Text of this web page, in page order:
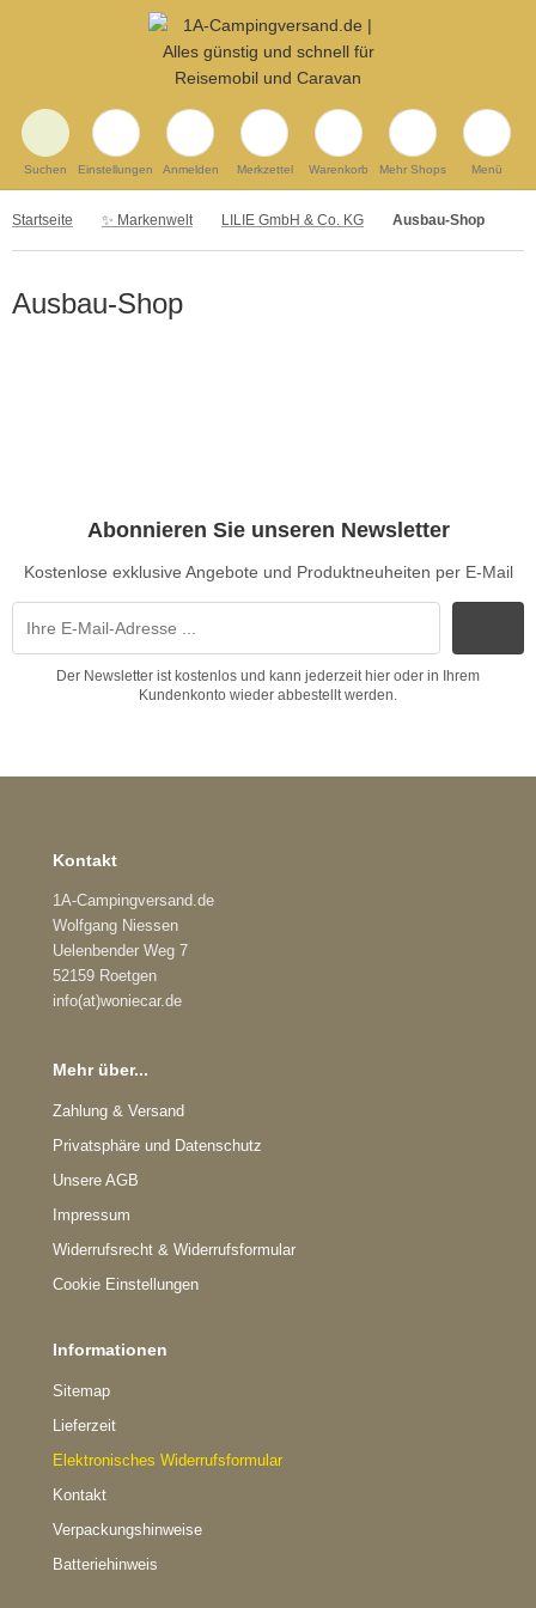
Suchen Einstellungen Anmelden Merkzettel Warenkorb Mehr Shops Menü
Startseite ✨ Markenwelt LILIE GmbH & Co. KG Ausbau-Shop
Ausbau-Shop
Abonnieren Sie unseren Newsletter
Kostenlose exklusive Angebote und Produktneuheiten per E-Mail
Der Newsletter ist kostenlos und kann jederzeit hier oder in Ihrem
Kundenkonto wieder abbestellt werden.
Kontakt
1A-Campingversand.de
Wolfgang Niessen
Uelenbender Weg 7
52159 Roetgen
info(at)woniecar.de
Mehr über...
Zahlung & Versand
Privatsphäre und Datenschutz
Unsere AGB
Impressum
Widerrufsrecht & Widerrufsformular
Cookie Einstellungen
Informationen
Sitemap
Lieferzeit
Elektronisches Widerrufsformular
Kontakt
Verpackungshinweise
Batteriehinweis